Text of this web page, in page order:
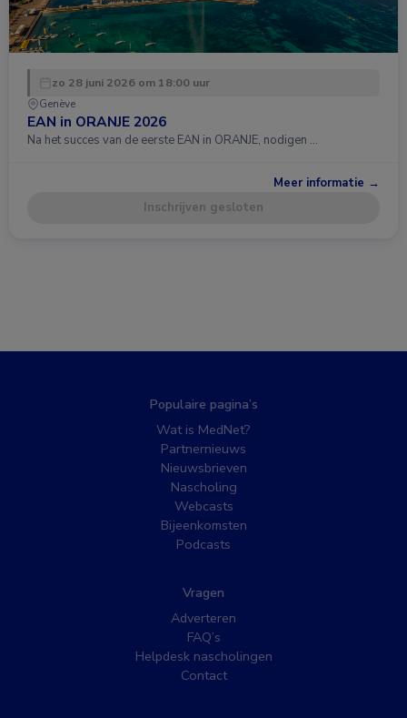
zo 28 juni 2026 om 18:00 uur
Genève
EAN in ORANJE 2026
Na het succes van de eerste EAN in ORANJE, nodigen …
Meer informatie →
Inschrijven gesloten
Populaire pagina’s
Wat is MedNet?
Partnernieuws
Nieuwsbrieven
Nascholing
Webcasts
Bijeenkomsten
Podcasts
Vragen
Adverteren
FAQ’s
Helpdesk nascholingen
Contact